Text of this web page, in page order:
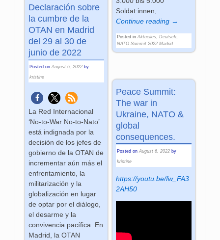
Soldat:innen,
Continue reading →
Posted in Aktuelles Deutsch,
NATO Summit 2022 Madrid
Declaración sobre
la cumbre de la
OTAN en Madrid
del 29 al 30 de
junio de 2022
Posted onAugust 6, 2022 by
kristine
La Red Internacional
‘No-to-War No-to-Nato’
está indignada por la
decisión de los jefes de
gobierno de la OTAN de
incrementar aún más el
enfrentamiento, la
militarización y la
globalización en lugar
de optar por el diálogo,
el desarme y la
convivencia pacífica. En
Madrid, la OTAN
Peace Summit:
The war in
Ukraine, NATO &
global
consequences.
Posted on August 6, 2022 by
kristine
https://youtu.be/fw_FA3
2AH50